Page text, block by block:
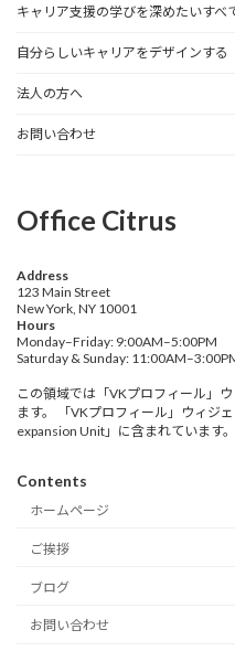
キャリア支援の学びを深めたいすべ
自分らしいキャリアをデザインする
法人の方へ
お問い合わせ
Office Citrus
Address
123 Main Street
New York, NY 10001
Hours
Monday–Friday: 9:00AM–5:00PM
Saturday & Sunday:
この領域では「VKプロフィール」
ます。 「VKプロフィール」ウィジ
expansion Unit」に含まれています。
Contents
ホームページ
ご挨拶
ブログ
お問い合わせ